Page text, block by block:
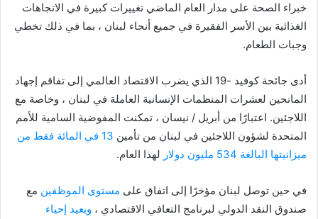
خبراء الصحة على مدار العام الماضي تغييرات كبيرة في الاتجاهات
الغذائية بين الأسر الفقيرة في جميع أنحاء لبنان ، بما في ذلك تخطي
وجبات الطعام.
أدى جائحة كوفيد -19 الذي يضرب الاقتصاد العالمي إلى تفاقم إجهاد
المانحين لعشرات المنظمات الإنسانية العاملة في لبنان ، وخاصة مع
اللاجئين. اعتبارًا من أبريل / نيسان ، تمكنت المفوضية السامية للأمم
المتحدة لشؤون اللاجئين في لبنان من تأمين
13 في المائة فقط من
ميزانيتها البالغة 534 مليون دولار
لهذا العام.
في حين توصل لبنان مؤخرًا إلى اتفاق على مستوى الموظفين مع
صندوق النقد الدولي لبرنامج التعافي الاقتصادي ، ويعيد إحياء